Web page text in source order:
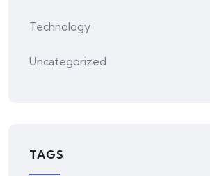
Technology
Uncategorized
TAGS